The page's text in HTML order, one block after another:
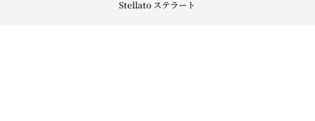
Stellato ステラート